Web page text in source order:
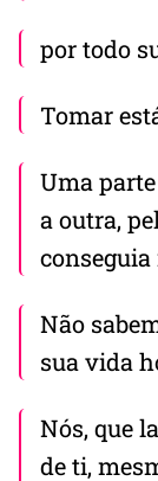
por todo
Tomar
Uma
a outra,
conseguia
Não
sua vida
Nós, que
de ti,